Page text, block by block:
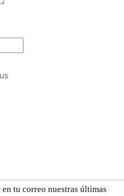
tu correo nuestras últimas